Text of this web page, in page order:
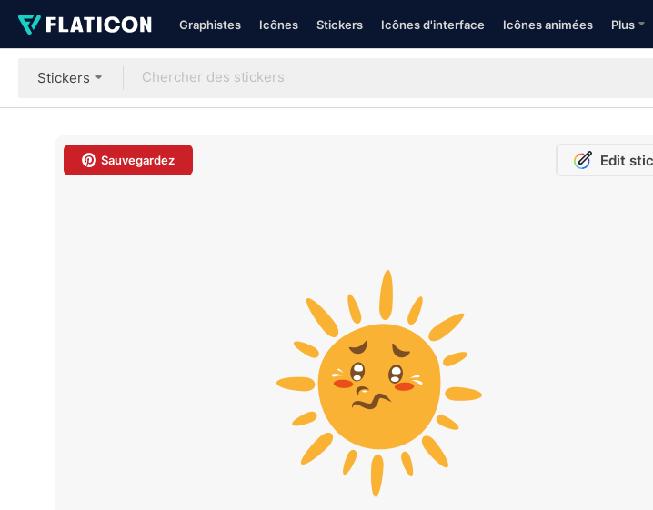
Graphistes Icônes Stickers Icônes d'interface Icônes animées Plus
Stickers
Sauvegardez Edit